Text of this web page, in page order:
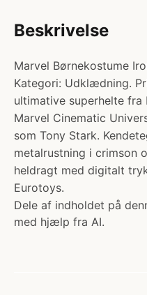
Beskrivelse
Marvel Børnekostume
Kategori: Udklædning.
ultimative superhelte fra
Marvel Cinematic
som Tony Stark.
metalrustning i crimson
heldragt med digitalt
Eurotoys.
Dele af indholdet på
med hjælp fra AI.